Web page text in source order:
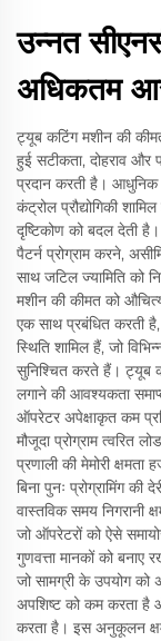
उन्नत
अधिकतम
ट्यूब कटिंग मशीन की कीमत
हुई सटीकता, दोहराव और
प्रदान करती है। आधुनिक
कंट्रोल प्रौद्योगिकी
दृष्टिकोण को बदल देती
पैटर्न प्रोग्राम करने,
साथ जटिल ज्यामिति को
मशीन की कीमत को
एक साथ प्रबंधित करती
स्थिति शामिल हैं, जो
सुनिश्चित करते हैं। ट्यूब
लगाने की आवश्यकता
ऑपरेटर अपेक्षाकृत कम
मौजूदा प्रोग्राम त्वरित
प्रणाली की मेमोरी क्षमता
बिना पुनः प्रोग्रामिंग
वास्तविक समय निगरानी
जो ऑपरेटरों को ऐसे
गुणवत्ता मानकों को
जो सामग्री के उपयोग
अपशिष्ट को कम करता है
करता है। इस अनुकूलन